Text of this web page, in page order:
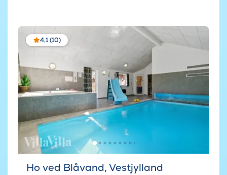
4,1 (10)
Ho ved Blåvand, Vestjylland